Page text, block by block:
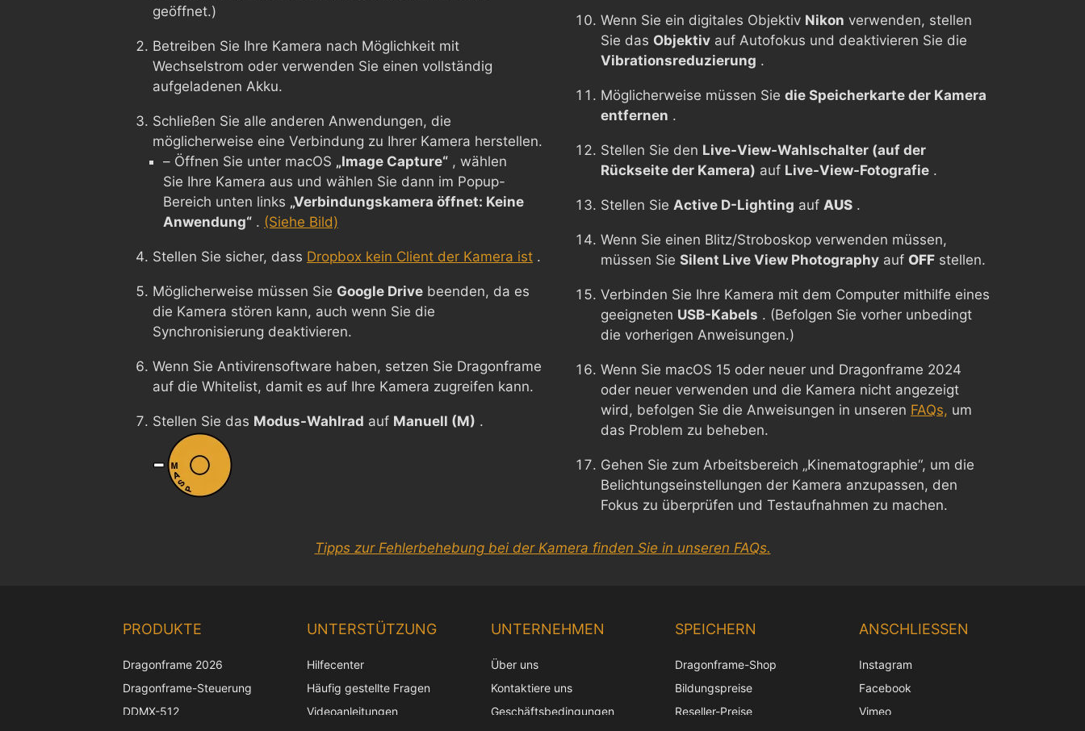
geöffnet.)
Betreiben Sie Ihre Kamera nach Möglichkeit mit
Wechselstrom oder verwenden Sie einen vollständig
aufgeladenen Akku.
Schließen Sie alle anderen Anwendungen, die
möglicherweise eine Verbindung zu Ihrer Kamera herstellen.
– Öffnen Sie unter macOS „Image Capture“ , wählen
Sie Ihre Kamera aus und wählen Sie dann im Popup-
Bereich unten links „Verbindungskamera öffnet: Keine
Anwendung“ . (Siehe Bild)
Stellen Sie sicher, dass Dropbox kein Client der Kamera ist .
Möglicherweise müssen Sie Google Drive beenden, da es
die Kamera stören kann, auch wenn Sie die
Synchronisierung deaktivieren.
Wenn Sie Antivirensoftware haben, setzen Sie Dragonframe
auf die Whitelist, damit es auf Ihre Kamera zugreifen kann.
Stellen Sie das Modus-Wahlrad auf Manuell (M) .
Wenn Sie ein digitales Objektiv Nikon verwenden, stellen
Sie das Objektiv auf Autofokus und deaktivieren Sie die
Vibrationsreduzierung .
Möglicherweise müssen Sie die Speicherkarte der Kamera
entfernen .
Stellen Sie den Live-View-Wahlschalter (auf der
Rückseite der Kamera) auf Live-View-Fotografie .
Stellen Sie Active D-Lighting auf AUS .
Wenn Sie einen Blitz/Stroboskop verwenden müssen,
müssen Sie Silent Live View Photography auf OFF stellen.
Verbinden Sie Ihre Kamera mit dem Computer mithilfe eines
geeigneten USB-Kabels . (Befolgen Sie vorher unbedingt
die vorherigen Anweisungen.)
Wenn Sie macOS 15 oder neuer und Dragonframe 2024
oder neuer verwenden und die Kamera nicht angezeigt
wird, befolgen Sie die Anweisungen in unseren FAQs, um
das Problem zu beheben.
Gehen Sie zum Arbeitsbereich „Kinematographie“, um die
Belichtungseinstellungen der Kamera anzupassen, den
Fokus zu überprüfen und Testaufnahmen zu machen.
Tipps zur Fehlerbehebung bei der Kamera finden Sie in unseren FAQs.
PRODUKTE
Dragonframe 2026
Dragonframe-Steuerung
DDMX-512
UNTERSTÜTZUNG
Hilfecenter
Häufig gestellte Fragen
Videoanleitungen
UNTERNEHMEN
Über uns
Kontaktiere uns
Geschäftsbedingungen
SPEICHERN
Dragonframe-Shop
Bildungspreise
Reseller-Preise
ANSCHLIESSEN
Instagram
Facebook
Vimeo
Italian